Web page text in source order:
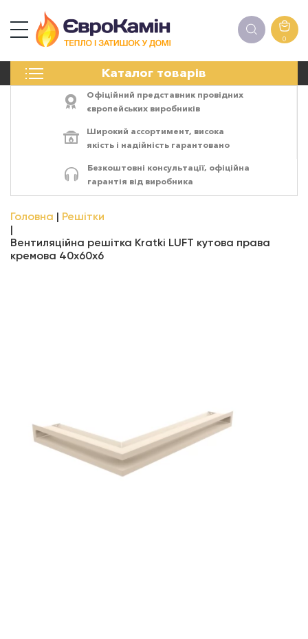
0
Каталог товарів
ПЕЧІ
ЕЛЕКТРОКАМІНИ
АКСЕСУАРИ
Офіційний представник провідних
європейських виробників
Широкий ассортимент, висока
якість і надійність гарантовано
Безкоштовні консультації, офіційна
гарантія від виробника
Головна Решітки
Вентиляційна решітка Kratki LUFT кутова права
кремова 40х60х6